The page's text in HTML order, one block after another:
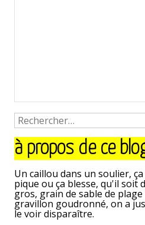
à propos de ce
Un caillou dans un soulier,
pique ou ça blesse, qu'il soit
gros, grain de sable de
gravillon goudronné, on a
le voir disparaître.